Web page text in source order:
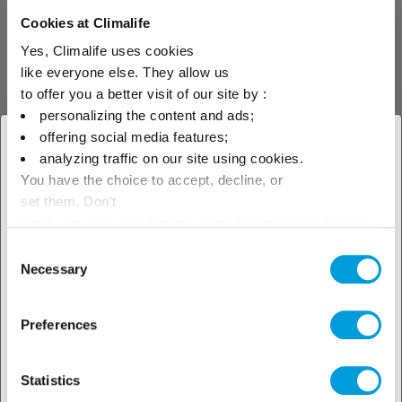
Cookies at Climalife
Yes, Climalife uses cookies
like everyone else. They allow us
to offer you a better visit of our site by :
personalizing the content and ads;
offering social media features;
analyzing traffic on our site using cookies.
You have the choice to accept, decline, or
set them. Don't
Selection
Necessary
Preferences
Statistics
× Закрыть
Выберите свое
чтобы узнать о наших
Climalife.
Чистящие
средства
Очистка каналов для
теплоносителей